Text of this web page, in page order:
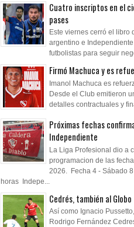
Cuatro inscriptos en el
pases
Este viernes cerró el libro
argentino e
futbolistas para seguir
Firmó Machuca y es
Imanol Machuca es
Desde el Club emitieron
detalles contractuales y
Próximas fechas
Independiente
La Liga Profesional dio a
programacion de las
2026. Fecha 4 - Sábado
horas Indepe...
Cedrés, también al Globo
Así como Ignacio
Rodrigo Fernández